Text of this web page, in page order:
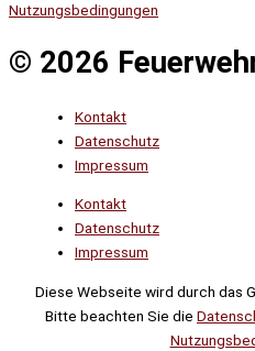
Nutzungsbedingungen
© 2026
Kontakt
Datenschutz
Impressum
Kontakt
Datenschutz
Impressum
Diese Webseite wird durch das
Bitte beachten Sie die